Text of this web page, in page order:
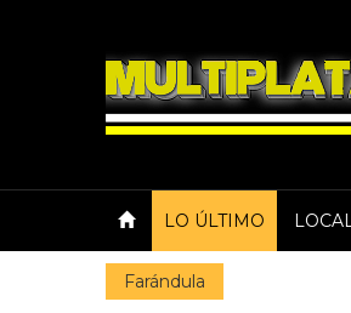
LO ÚLTIMO
Farándula